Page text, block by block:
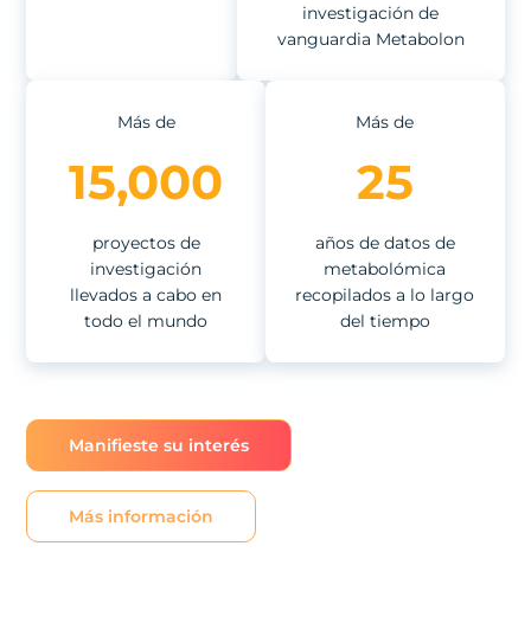
investigación de
vanguardia Metabolon
Más de
15,000
proyectos de
investigación
llevados a cabo en
todo el mundo
Más de
25
años de datos de
metabolómica
recopilados a lo largo
del tiempo
Manifieste su interés
Más información